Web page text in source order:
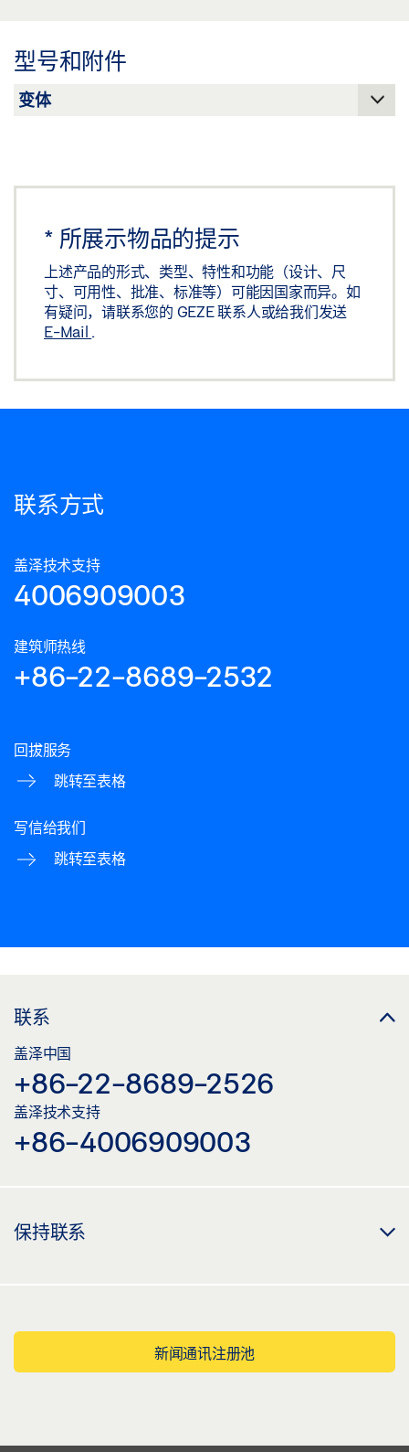
型号和附件
* 所展示物品的提示
上述产品的形式、类型、特性和功能（设计、尺
寸、可用性、批准、标准等）可能因国家而异。如
有疑问，请联系您的 GEZE 联系人或给我们发送
E-Mail
联系方式
盖泽技术支持
4006909003
建筑师热线
+86-22-8689-2532
回拔服务
跳转至表格
写信给我们
跳转至表格
联系
盖泽中国
+86-22-8689-2526
盖泽技术支持
+86-4006909003
保持联系
新闻通讯注册池